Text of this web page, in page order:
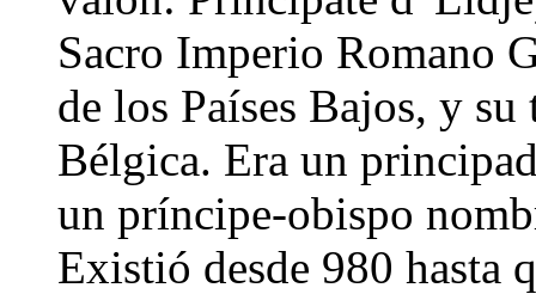
Sacro Imperio Romano
de los Países Bajos, y
Bélgica. Era un
un príncipe-obispo
Existió desde 980 hasta